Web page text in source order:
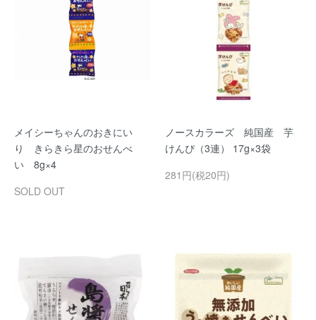
メイシーちゃんのおきにい
り きらきら星のおせんべ
い 8g×4
SOLD OUT
ノースカラーズ 純国産 芋
けんぴ（3連） 17g×3袋
281円(税20円)